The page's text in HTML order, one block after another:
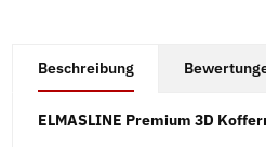
Beschreibung
ELMASLINE Premium 3D